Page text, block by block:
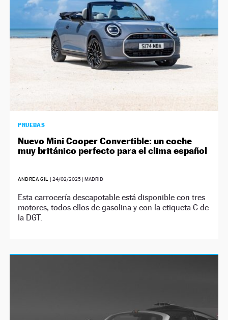
PRUEBAS
Nuevo Mini Cooper Convertible: un coche
muy británico perfecto para el clima español
ANDREA GIL | 24/02/2025| MADRID
Esta carrocería descapotable está disponible con tres
motores, todos ellos de gasolina y con la etiqueta C de
la DGT.